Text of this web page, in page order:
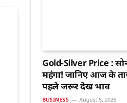
Gold-Silver Price :
महंगा! जानिए आज के
पहले जरूर देखें भाव
BUSINESS August 5, 2026